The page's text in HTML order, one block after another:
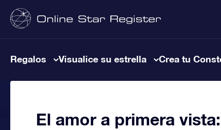
Regalos Visualice su estrella Crea tu
El amor a primera